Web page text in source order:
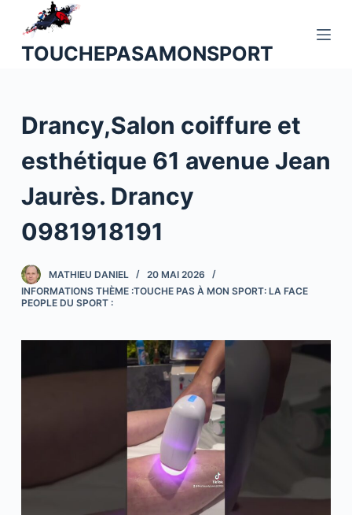
u
o
n
u
TOUCHEPASAMONSPORT
Drancy,Salon coiffure et
esthétique 61 avenue Jean
Jaurès. Drancy
0981918191
MATHIEU DANIEL
20 MAI 2026
INFORMATIONS THÈME :TOUCHE PAS À MON SPORT: LA FACE
PEOPLE DU SPORT :